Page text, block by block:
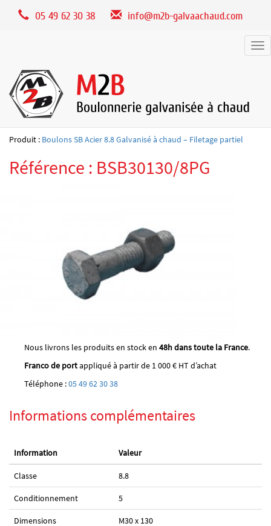
05 49 62 30 38 info@m2b-galvaachaud.com
Produit : Boulons SB Acier 8.8 Galvanisé à chaud – Filetage partiel
Référence : BSB30130/8PG
Nous livrons les produits en stock en 48h dans toute la France.
Franco de portappliqué à partir de 1 000 € HT d’achat
Téléphone :05 49 62 30 38
Informations complémentaires
Information Valeur
Classe 8.8
Conditionnement 5
Dimensions M30 x 130